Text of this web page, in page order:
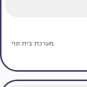
מערכת בית ונוי